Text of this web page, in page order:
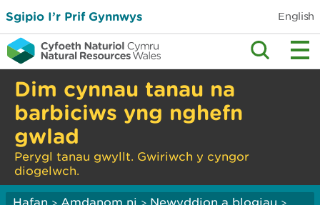
Sgipio I’r Prif Gynnwys English
Dim cynnau tanau na
barbiciws yng nghefn
gwlad
Perygl tanau gwyllt. Gwiriwch y cyngor
diogelwch.
Hafan Amdanom ni Newyddion a blogiau